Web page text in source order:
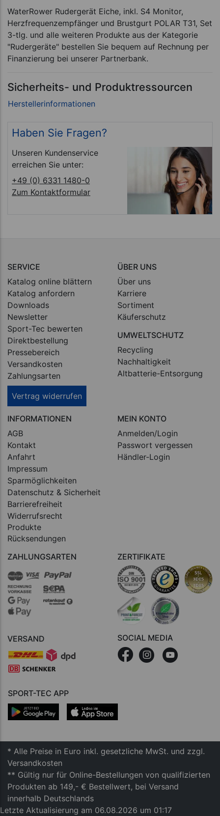
WaterRower Rudergerät Eiche, inkl. S4 Monitor,
Herzfrequenzempfänger und Brustgurt POLAR T31, Set
3-tlg. und alle weiteren Produkte aus der Kategorie
"Rudergeräte" bestellen Sie bequem auf Rechnung per
Finanzierung bei unserer Partnerbank.
Sicherheits- und Produktressourcen
Haben Sie Fragen?
Unseren Kundenservice
erreichen Sie unter:
+49 (0) 6331 1480-0
Zum Kontaktformular
SERVICE
Katalog online blättern
Katalog anfordern
Downloads
Newsletter
Sport-Tec bewerten
Direktbestellung
Pressebereich
Versandkosten
Zahlungsarten
Vertrag widerrufen
ÜBER UNS
Über uns
Karriere
Sortiment
Käuferschutz
UMWELTSCHUTZ
Recycling
Nachhaltigkeit
Altbatterie-Entsorgung
INFORMATIONEN
AGB
Kontakt
Anfahrt
Impressum
Sparmöglichkeiten
Datenschutz & Sicherheit
Barrierefreiheit
Widerrufsrecht
Produkte
Rücksendungen
MEIN KONTO
Anmelden/Login
Passwort vergessen
Händler-Login
ZAHLUNGSARTEN
VERSAND
ZERTIFIKATE
SOCIAL MEDIA
SPORT-TEC APP
* Alle Preise in Euro inkl. gesetzliche MwSt. und zzgl.
Versandkosten
** Gültig nur für Online-Bestellungen von qualifizierten
Produkten ab 149,- € Bestellwert, bei Versand
innerhalb Deutschlands
Letzte Aktualisierung am 06.08.2026 um 01:17